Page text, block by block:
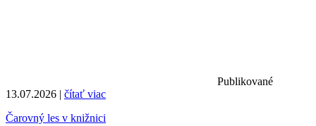
Publikované
13.07.2026 | čítať viac
Čarovný les v knižnici